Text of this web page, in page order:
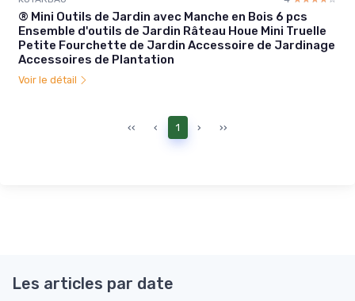
® Mini Outils de Jardin avec Manche en Bois 6 pcs
Ensemble d'outils de Jardin Râteau Houe Mini Truelle
Petite Fourchette de Jardin Accessoire de Jardinage
Accessoires de Plantation
Voir le détail
‹‹ ‹ 1 › ››
Les articles par date